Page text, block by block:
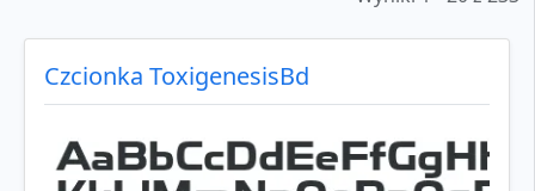
Czcionka ToxigenesisBd